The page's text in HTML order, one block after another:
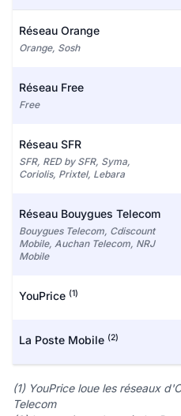
Réseau Orange
Orange, Sosh
Réseau Free
Free
Réseau SFR
SFR, RED by SFR, Syma,
Coriolis, Prixtel, Lebara
Réseau Bouygues Telecom
Bouygues Telecom, Cdiscount
Mobile, Auchan Telecom, NRJ
Mobile
YouPrice (1)
La Poste Mobile (2)
(1) YouPrice loue les réseaux
Telecom